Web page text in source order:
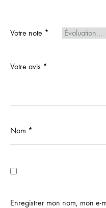
Votre note *
Votre avis *
Nom *
Enregistrer mon nom, mon e-